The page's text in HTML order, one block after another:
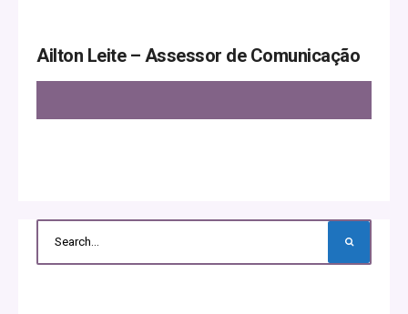
Ailton Leite – Assessor de Comunicação